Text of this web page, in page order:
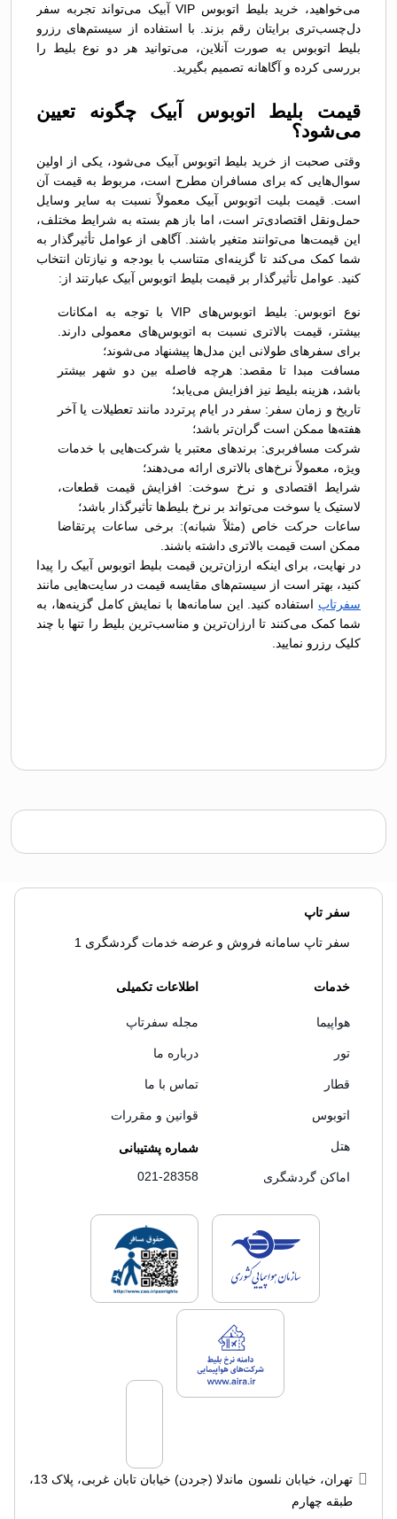
می‌خواهید، خرید بلیط اتوبوس VIP آبیک می‌تواند تجربه سفر
دل‌چسب‌تری برایتان رقم بزند. با استفاده از سیستم‌های رزرو
بلیط اتوبوس به صورت آنلاین، می‌توانید هر دو نوع بلیط را
بررسی کرده و آگاهانه تصمیم بگیرید.
قیمت بلیط اتوبوس آبیک چگونه تعیین
می‌شود؟
وقتی صحبت از خرید بلیط اتوبوس آبیک می‌شود، یکی از اولین
سوال‌هایی که برای مسافران مطرح است، مربوط به قیمت آن
است. قیمت بلیت اتوبوس آبیک معمولاً نسبت به سایر وسایل
حمل‌ونقل اقتصادی‌تر است، اما باز هم بسته به شرایط مختلف،
این قیمت‌ها می‌توانند متغیر باشند. آگاهی از عوامل تأثیرگذار به
شما کمک می‌کند تا گزینه‌ای متناسب با بودجه و نیازتان انتخاب
کنید. عوامل تأثیرگذار بر قیمت بلیط اتوبوس آبیک عبارتند از:
نوع اتوبوس: بلیط اتوبوس‌های VIP با توجه به امکانات
بیشتر، قیمت بالاتری نسبت به اتوبوس‌های معمولی دارند.
برای سفرهای طولانی این مدل‌ها پیشنهاد می‌شوند؛
مسافت مبدا تا مقصد: هرچه فاصله بین دو شهر بیشتر
باشد، هزینه بلیط نیز افزایش می‌یابد؛
تاریخ و زمان سفر: سفر در ایام پرتردد مانند تعطیلات یا آخر
هفته‌ها ممکن است گران‌تر باشد؛
شرکت مسافربری: برندهای معتبر یا شرکت‌هایی با خدمات
ویژه، معمولاً نرخ‌های بالاتری ارائه می‌دهند؛
شرایط اقتصادی و نرخ سوخت: افزایش قیمت قطعات،
لاستیک یا سوخت می‌تواند بر نرخ بلیط‌ها تأثیرگذار باشد؛
ساعات حرکت خاص (مثلاً شبانه): برخی ساعات پرتقاضا
ممکن است قیمت بالاتری داشته باشند.
در نهایت، برای اینکه ارزان‌ترین قیمت بلیط اتوبوس آبیک را پیدا
کنید، بهتر است از سیستم‌های مقایسه قیمت در سایت‌هایی مانند
سفرتاپ استفاده کنید. این سامانه‌ها با نمایش کامل گزینه‌ها، به
شما کمک می‌کنند تا ارزان‌ترین و مناسب‌ترین بلیط را تنها با چند
کلیک رزرو نمایید.
سفر تاپ
سفر تاپ سامانه فروش و عرضه خدمات گردشگری 1
خدمات
هواپیما
تور
قطار
اتوبوس
هتل
اماکن گردشگری
اطلاعات تکمیلی
مجله سفرتاپ
درباره ما
تماس با ما
قوانین و مقررات
شماره پشتیبانی
021-28358
لایسنس های فروش سفرتاپلایسنس های
لایسنس های فروش سفرتاپ
تهران، خیابان نلسون ماندلا (جردن) خیابان تابان غربی، پلاک 13،
طبقه چهارم